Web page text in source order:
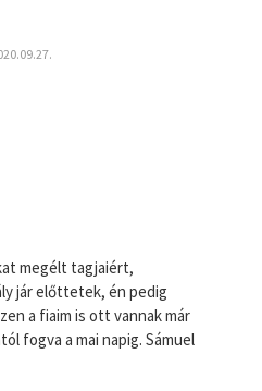
megélt tagjaiért,
jár előttetek, én pedig
a fiaim is ott vannak már
fogva a mai napig. Sámuel